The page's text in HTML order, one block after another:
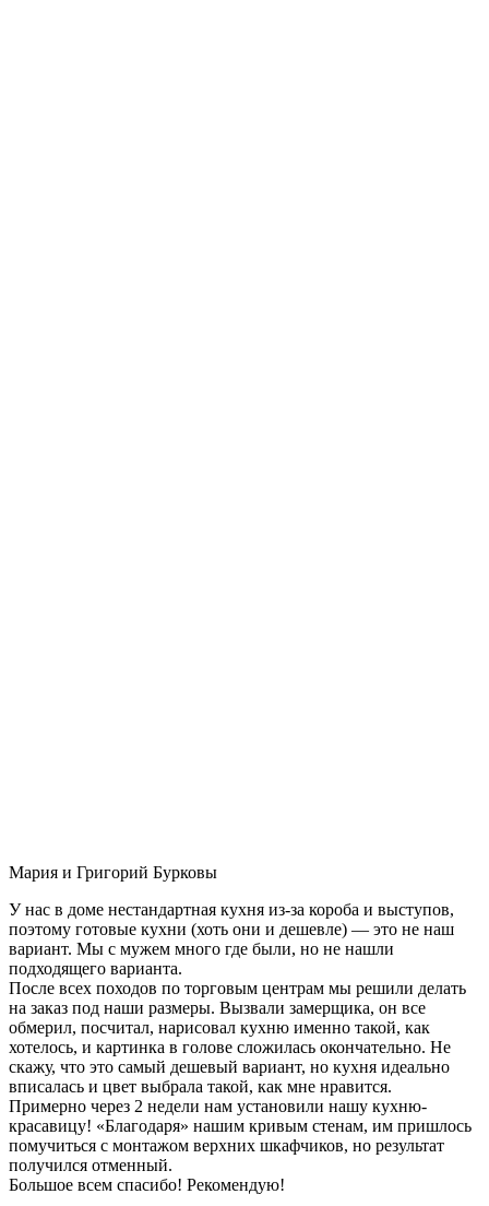
Мария и Григорий Бурковы
У нас в доме нестандартная кухня из-за короба и выступов,
поэтому готовые кухни (хоть они и дешевле) — это не наш
вариант. Мы с мужем много где были, но не нашли
подходящего варианта.
После всех походов по торговым центрам мы решили делать
на заказ под наши размеры. Вызвали замерщика, он все
обмерил, посчитал, нарисовал кухню именно такой, как
хотелось, и картинка в голове сложилась окончательно. Не
скажу, что это самый дешевый вариант, но кухня идеально
вписалась и цвет выбрала такой, как мне нравится.
Примерно через 2 недели нам установили нашу кухню-
красавицу! «Благодаря» нашим кривым стенам, им пришлось
помучиться с монтажом верхних шкафчиков, но результат
получился отменный.
Большое всем спасибо! Рекомендую!